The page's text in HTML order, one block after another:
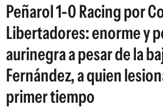
Peñarol 1-0 Racing por
Libertadores: enorme y
aurinegra a pesar de la
Fernández, a quien
primer tiempo